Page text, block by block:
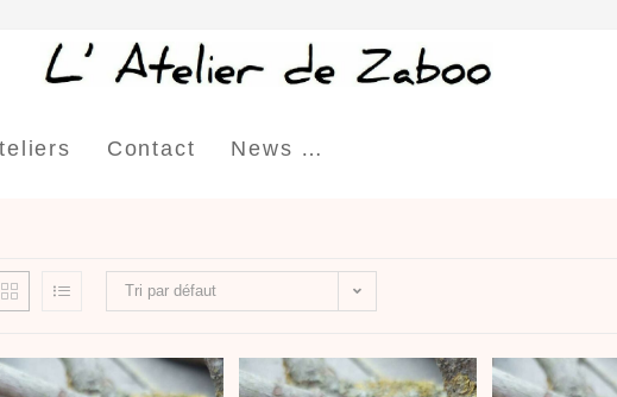
Contact News …
Tri par défaut